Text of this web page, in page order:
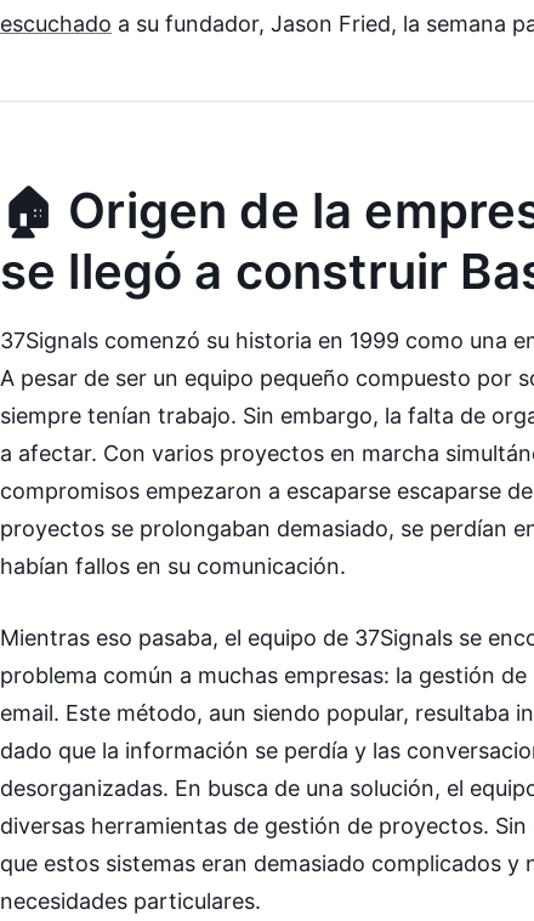
escuchado a su fundador, Jason Fried, la semana
🏠 Origen de la
se llegó a construir
37Signals comenzó su historia en 1999 como una
A pesar de ser un equipo pequeño compuesto por
siempre tenían trabajo. Sin embargo, la falta de
a afectar. Con varios proyectos en marcha
compromisos empezaron a escaparse escaparse
proyectos se prolongaban demasiado, se perdían
habían fallos en su comunicación.
Mientras eso pasaba, el equipo de 37Signals se
problema común a muchas empresas: la gestión
email. Este método, aun siendo popular, resultaba
dado que la información se perdía y las
desorganizadas. En busca de una solución, el
diversas herramientas de gestión de proyectos.
que estos sistemas eran demasiado complicados y
necesidades particulares.